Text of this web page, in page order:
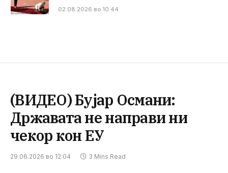
02.08.2026 во 10:44
(ВИДЕО) Бујар Османи:
Државата не направи ни
чекор кон ЕУ
29.06.2026 во 12:04 3 Mins Read